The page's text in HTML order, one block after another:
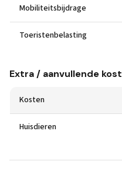
Mobiliteitsbijdrage
Toeristenbelasting
Extra / aanvullende
Kosten
Huisdieren